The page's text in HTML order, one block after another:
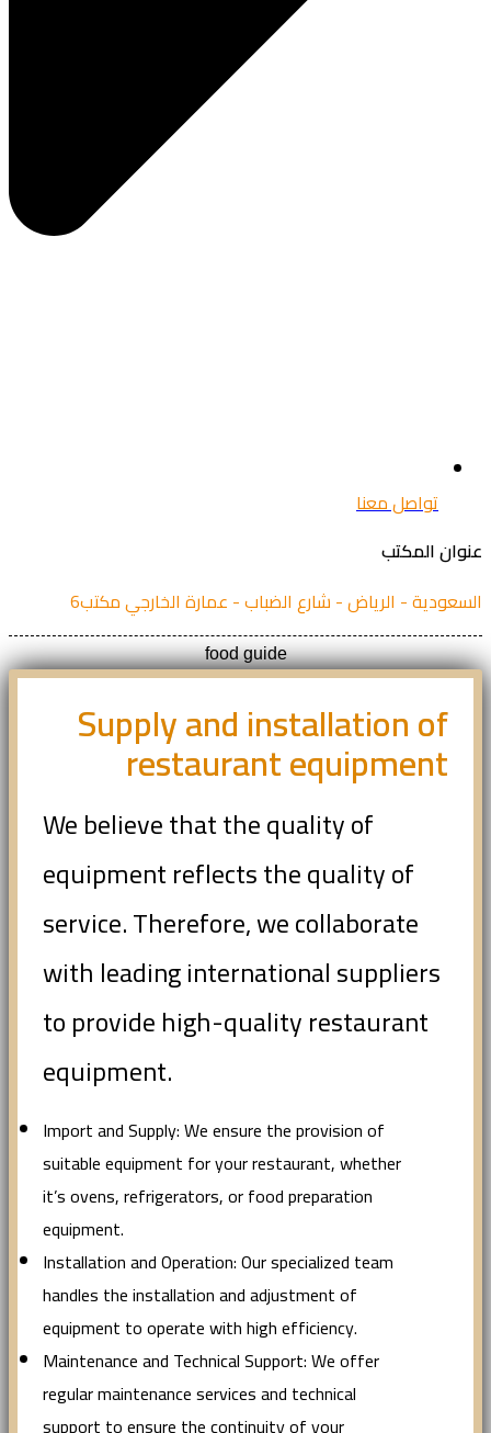
تواصل معنا
المكتب
- الرياض - شارع الضباب - عمارة الخارجي مكتب6
food guide
Supply and installation of
restaurant equipment
We believe that the quality of
equipment reflects the quality of
service. Therefore, we collaborate
with leading international suppliers
to provide high-quality restaurant
equipment.
Import and Supply: We ensure the provision of
suitable equipment for your restaurant, whether
it’s ovens, refrigerators, or food preparation
equipment.
Installation and Operation: Our specialized team
handles the installation and adjustment of
equipment to operate with high efficiency.
Maintenance and Technical Support: We offer
regular maintenance services and technical